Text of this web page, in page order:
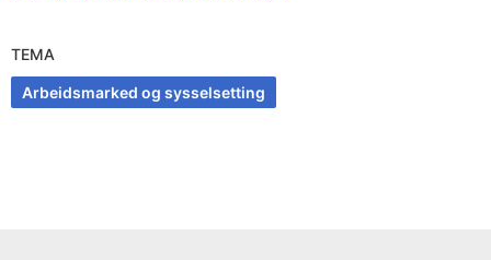
TEMA
Arbeidsmarked og sysselsetting